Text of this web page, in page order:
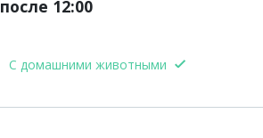
после 12:00
С домашними животными